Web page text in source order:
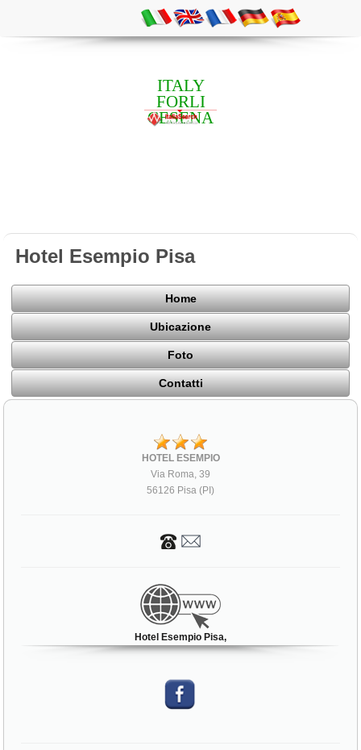
ITALY
FORLI
CESENA
Hotel Esempio Pisa
Home
Ubicazione
Foto
Contatti
HOTEL ESEMPIO
Via Roma, 39
56126 Pisa (PI)
Hotel Esempio Pisa,